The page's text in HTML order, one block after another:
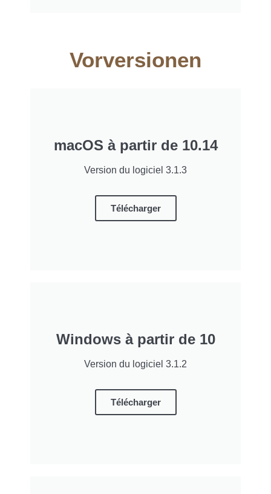
Vorversionen
macOS à partir de 10.14
Version du logiciel 3.1.3
Télécharger
Windows à partir de 10
Version du logiciel 3.1.2
Télécharger